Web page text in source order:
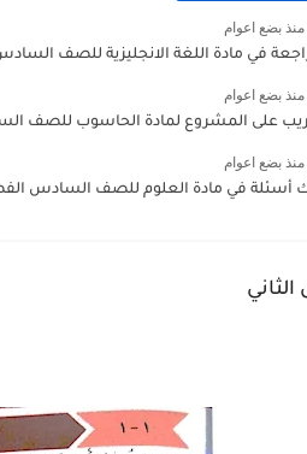
منذ بضع اعوام
في مادة اللغة الانجليزية للصف
منذ بضع اعوام
على المشروع لمادة الحاسوب للصف السادس
منذ بضع اعوام
أسئلة في مادة العلوم للصف السادس